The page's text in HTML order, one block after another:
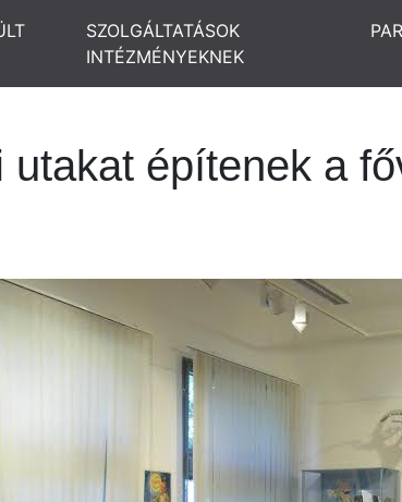
SZOLGÁLTATÁSOK
INTÉZMÉNYEKNEK
utakat építenek a